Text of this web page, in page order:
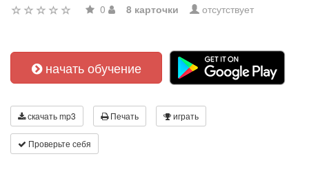
0 8 карточки отсутствует
начать обучение
скачать mp3 Печать играть
Проверьте себя